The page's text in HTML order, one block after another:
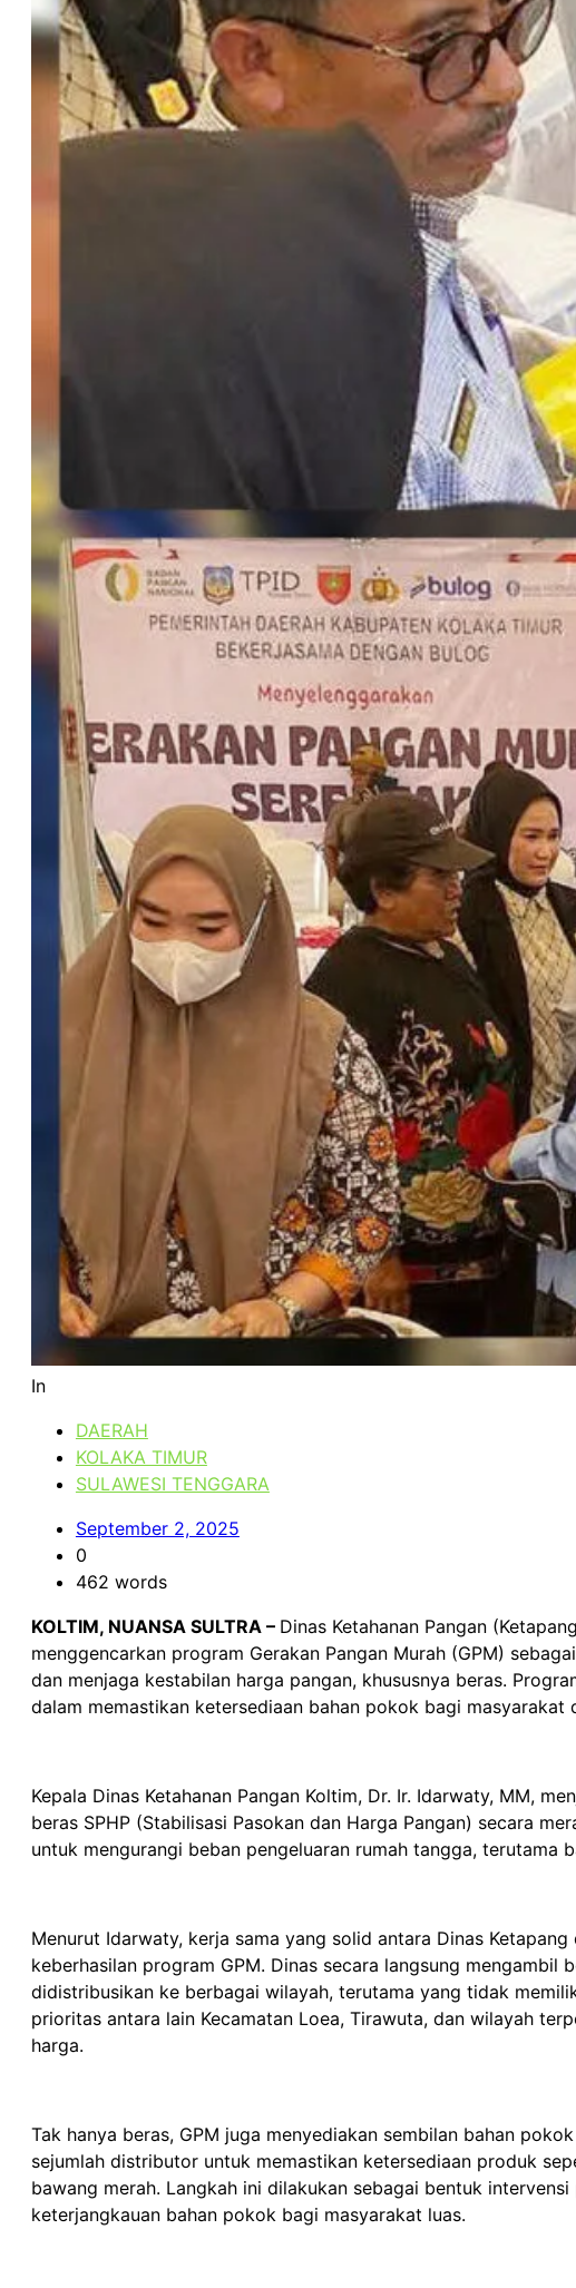
In
DAERAH
KOLAKA TIMUR
SULAWESI TENGGARA
September 2, 2025
0
462 words
KOLTIM, NUANSA SULTRA – Dinas Ketahanan Pangan
menggencarkan program Gerakan Pangan Murah (GPM)
dan menjaga kestabilan harga pangan, khususnya beras.
dalam memastikan ketersediaan bahan pokok bagi masyarakat
Kepala Dinas Ketahanan Pangan Koltim, Dr. Ir. Idarwaty, MM,
beras SPHP (Stabilisasi Pasokan dan Harga Pangan) secara
untuk mengurangi beban pengeluaran rumah tangga, terutama
Menurut Idarwaty, kerja sama yang solid antara Dinas
keberhasilan program GPM. Dinas secara langsung mengambil
didistribusikan ke berbagai wilayah, terutama yang tidak
prioritas antara lain Kecamatan Loea, Tirawuta, dan wilayah
harga.
Tak hanya beras, GPM juga menyediakan sembilan bahan
sejumlah distributor untuk memastikan ketersediaan produk
bawang merah. Langkah ini dilakukan sebagai bentuk
keterjangkauan bahan pokok bagi masyarakat luas.